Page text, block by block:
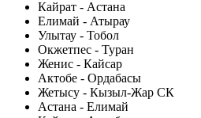
Кайрат - Астана
Елимай - Атырау
Улытау - Тобол
Окжетпес - Туран
Женис - Кайсар
Актобе - Ордабасы
Жетысу - Кызыл-Жар СК
Астана - Елимай